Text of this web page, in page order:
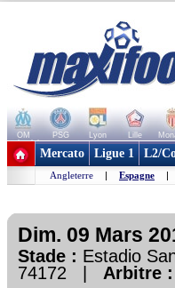
OM PSG Lyon Lille
+ de clubs
Mercato Ligue 1 L2/
Angleterre | Espagne |
Dim. 09 Mars
Stade : Estadio
74172 | Arbitre :